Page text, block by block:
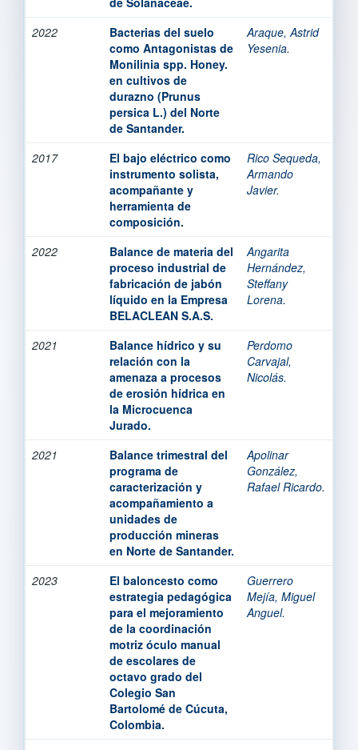
2022
Bacterias del suelo
como Antagonistas de
Monilinia spp. Honey.
en cultivos de
durazno (Prunus
persica L.) del Norte
de Santander.
Araque, Astrid
Yesenia.
2017
El bajo eléctrico como
instrumento solista,
acompañante y
herramienta de
composición.
Rico Sequeda,
Armando
Javier.
2022
Balance de materia del
proceso industrial de
fabricación de jabón
líquido en la Empresa
BELACLEAN S.A.S.
Angarita
Hernández,
Steffany
Lorena.
2021
Balance hídrico y su
relación con la
amenaza a procesos
de erosión hídrica en
la Microcuenca
Jurado.
Perdomo
Carvajal,
Nicolás.
2021
Balance trimestral del
programa de
caracterización y
acompañamiento a
unidades de
producción mineras
en Norte de Santander.
Apolinar
González,
Rafael Ricardo.
2023
El baloncesto como
estrategia pedagógica
para el mejoramiento
de la coordinación
motriz óculo manual
de escolares de
octavo grado del
Colegio San
Bartolomé de Cúcuta,
Colombia.
Guerrero
Mejía, Miguel
Anguel.